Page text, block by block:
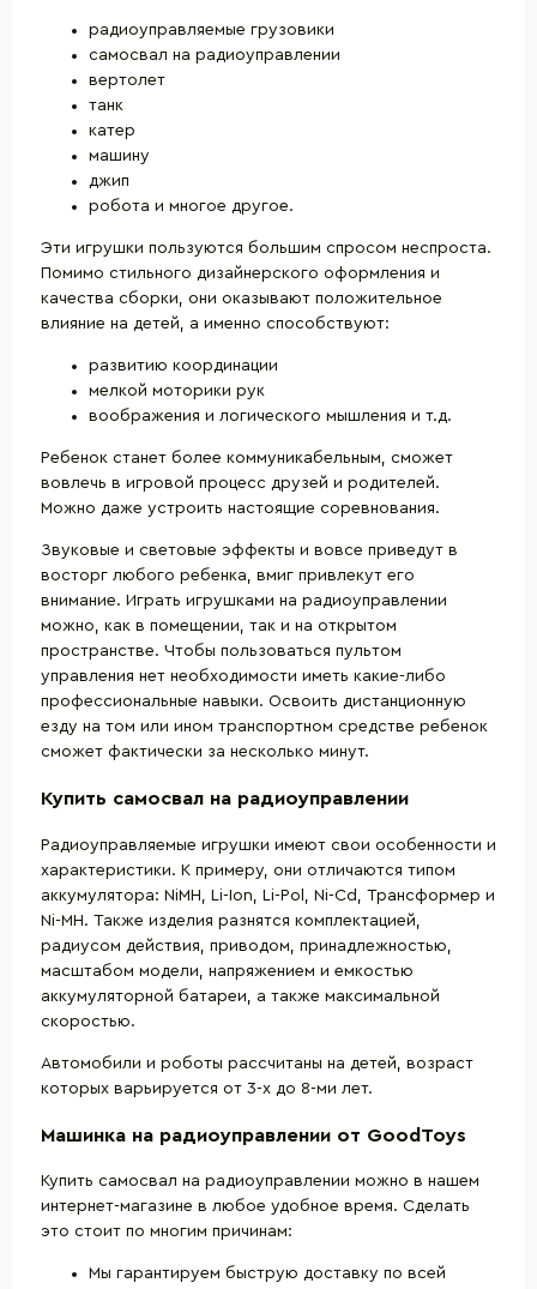
радиоуправляемые грузовики
самосвал на радиоуправлении
вертолет
танк
катер
машину
джип
робота и многое другое.
Эти игрушки пользуются большим спросом неспроста.
Помимо стильного дизайнерского оформления и
качества сборки, они оказывают положительное
влияние на детей, а именно способствуют:
развитию координации
мелкой моторики рук
воображения и логического мышления и т.д.
Ребенок станет более коммуникабельным, сможет
вовлечь в игровой процесс друзей и родителей.
Можно даже устроить настоящие соревнования.
Звуковые и световые эффекты и вовсе приведут в
восторг любого ребенка, вмиг привлекут его
внимание. Играть игрушками на радиоуправлении
можно, как в помещении, так и на открытом
пространстве. Чтобы пользоваться пультом
управления нет необходимости иметь какие-либо
профессиональные навыки. Освоить дистанционную
езду на том или ином транспортном средстве ребенок
сможет фактически за несколько минут.
Купить самосвал на радиоуправлении
Радиоуправляемые игрушки имеют свои особенности и
характеристики. К примеру, они отличаются типом
аккумулятора: NiMH, Li-Ion, Li-Pol, Ni-Cd, Трансформер и
Ni-MH. Также изделия разнятся комплектацией,
радиусом действия, приводом, принадлежностью,
масштабом модели, напряжением и емкостью
аккумуляторной батареи, а также максимальной
скоростью.
Автомобили и роботы рассчитаны на детей, возраст
которых варьируется от 3-х до 8-ми лет.
Машинка на радиоуправлении от GoodToys
Купить самосвал на радиоуправлении можно в нашем
интернет-магазине в любое удобное время. Сделать
это стоит по многим причинам:
Мы гарантируем быструю доставку по всей